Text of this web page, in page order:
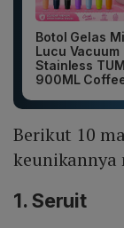
Botol Gelas
Lucu Vacuum
Stainless
900ML
Berikut 10
keunikannya
1. Seruit